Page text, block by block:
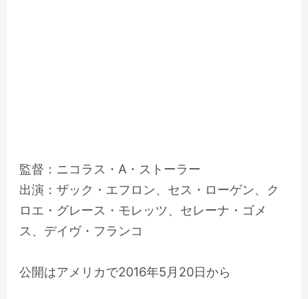
監督：ニコラス・A・ストーラー
出演：ザック・エフロン、セス・ローゲン、ク
ロエ・グレース・モレッツ、セレーナ・ゴメ
ス、デイヴ・フランコ
公開はアメリカで2016年5月20日から